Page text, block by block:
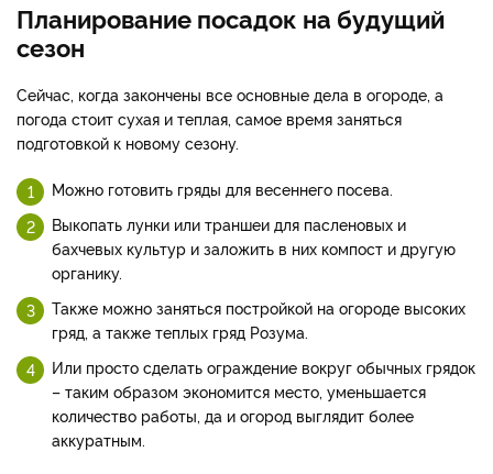
Планирование посадок на будущий
сезон
Сейчас, когда закончены все основные дела в огороде, а
погода стоит сухая и теплая, самое время заняться
подготовкой к новому сезону.
Можно готовить гряды для весеннего посева.
Выкопать лунки или траншеи для пасленовых и
бахчевых культур и заложить в них компост и другую
органику.
Также можно заняться постройкой на огороде высоких
гряд, а также теплых гряд Розума.
Или просто сделать ограждение вокруг обычных грядок
– таким образом экономится место, уменьшается
количество работы, да и огород выглядит более
аккуратным.